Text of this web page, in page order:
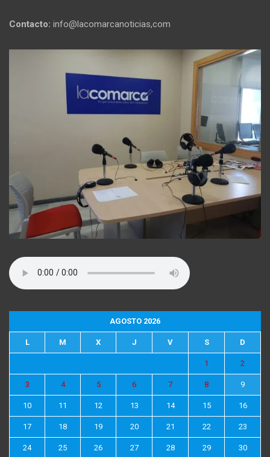
Contacto: info@lacomarcanoticias,com
AGOSTO 2026
L M X J V S D
1 2
3 4 5 6 7 8 9
10 11 12 13 14 15 16
17 18 19 20 21 22 23
24 25 26 27 28 29 30